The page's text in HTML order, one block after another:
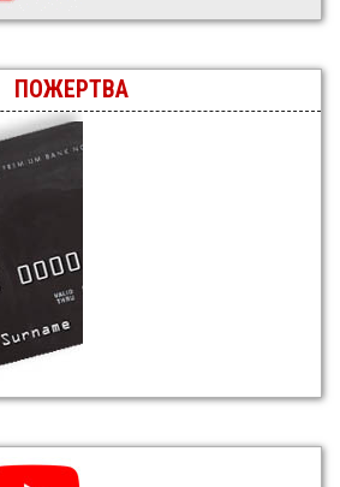
ПОЖЕРТВА